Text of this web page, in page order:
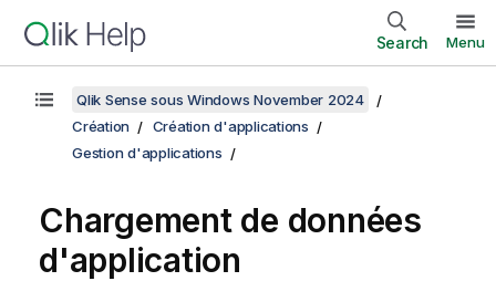
Search Menu
Qlik Sense sous Windows November 2024
Création
Création d'applications
Gestion d'applications
Chargement de données
d'application